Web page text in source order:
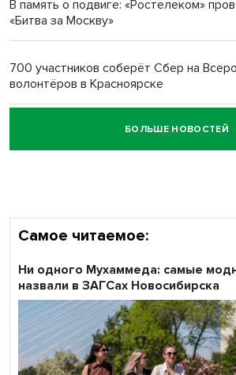
В память о подвиге: «Ростелеком»
«Битва за Москву»
700 участников соберёт Сбер на
волонтёров в Красноярске
Честный выбор: видеонаблюдение
объективность результатов ЕДГ в
БОЛЬШЕ НОВОСТЕЙ
Самое читаемое:
Ни одного Мухаммеда: самые
назвали в ЗАГСах Новосибирска